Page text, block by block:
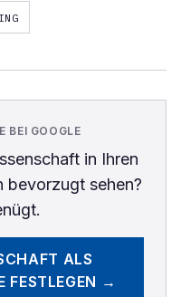
BEI GOOGLE
in Ihren
bevorzugt sehen?
ALS
FESTLEGEN →